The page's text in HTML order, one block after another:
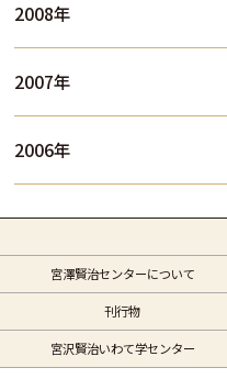
2008年
2007年
2006年
宮澤賢治センターについて
刊行物
宮沢賢治いわて学センター